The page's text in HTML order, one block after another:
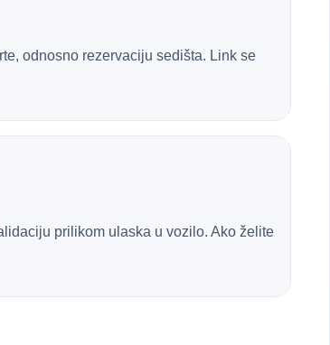
odnosno rezervaciju sedišta. Link se
prilikom ulaska u vozilo. Ako želite